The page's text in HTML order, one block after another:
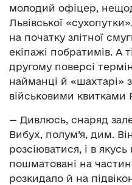
молодий офіцер,
Львівської
на початку злітної
екіпажі побратимів. А
другому поверсі
найманці й «шахтарі»
військовими квитками
— Дивлюсь, снаряд
Вибух, полум’я, дим.
розсіюватися, і в
пошматовані на
розкидало й на